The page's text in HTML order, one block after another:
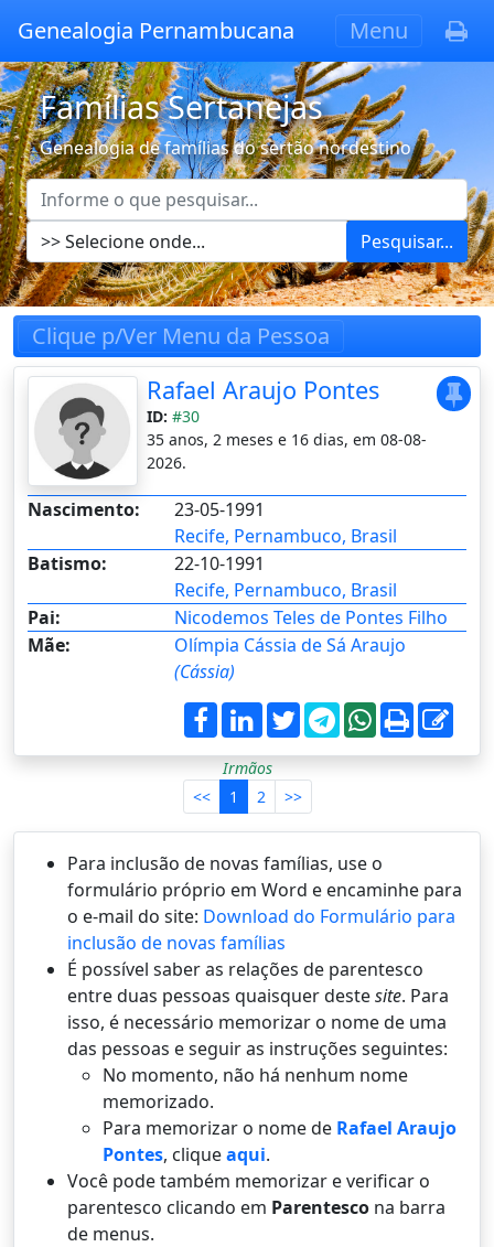
Genealogia Pernambucana Menu
Famílias Sertanejas
Genealogia de famílias do sertão nordestino
Pesquisar...
Clique p/Ver Menu da Pessoa
Rafael Araujo Pontes
ID: #30
35 anos, 2 meses e 16 dias, em 08-08-
2026.
Nascimento:
23-05-1991
Recife, Pernambuco, Brasil
Batismo:
22-10-1991
Recife, Pernambuco, Brasil
Pai:
Nicodemos Teles de Pontes Filho
Mãe:
Olímpia Cássia de Sá Araujo
(Cássia)
Irmãos
<<
1 2 >>
Para inclusão de novas famílias, use o
formulário próprio em Word e encaminhe para
o e-mail do site: Download do Formulário para
inclusão de novas famílias
É possí­vel saber as relações de parentesco
entre duas pessoas quaisquer destesite. Para
isso, é necessário memorizar o nome de uma
das pessoas e seguir as instruções seguintes:
No momento, não há nenhum nome
memorizado.
Para memorizar o nome de Rafael Araujo
Pontes, cliqueaqui.
Você pode também memorizar e verificar o
parentesco clicando em Parentesco na barra
de menus.